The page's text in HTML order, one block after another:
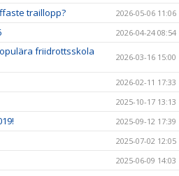
traillopp? 2026-05-06 11:06
2026-04-24 08:54
friidrottsskola
2026-03-16 15:00
2026-02-11 17:33
2025-10-17 13:13
2025-09-12 17:39
2025-07-02 12:05
2025-06-09 14:03